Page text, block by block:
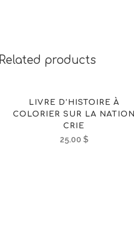
Related products
LIVRE D’HISTOIRE À
COLORIER SUR LA NATION
CRIE
25.00 $